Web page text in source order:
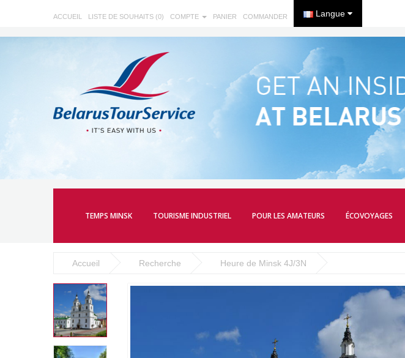
ACCUEIL LISTE DE SOUHAITS (0) COMPTE PANIER COMMANDER Langue
TEMPS MINSK TOURISME INDUSTRIEL POUR LES AMATEURS ÉCOVOYAGES
Accueil Recherche Heure de Minsk 4J/3N